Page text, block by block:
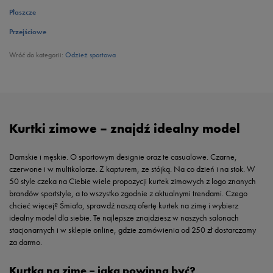
Płaszcze
Przejściowe
Wróć do kategorii: Odzież sportowa
Kurtki zimowe – znajdź idealny model
Damskie i męskie. O sportowym designie oraz te casualowe. Czarne,
czerwone i w multikolorze. Z kapturem, ze stójką. Na co dzień i na stok. W
50 style czeka na Ciebie wiele propozycji kurtek zimowych z logo znanych
brandów sportstyle, a to wszystko zgodnie z aktualnymi trendami. Czego
chcieć więcej? Śmiało, sprawdź naszą ofertę kurtek na zimę i wybierz
idealny model dla siebie. Te najlepsze znajdziesz w naszych salonach
stacjonarnych i w sklepie online, gdzie zamówienia od 250 zł dostarczamy
za darmo.